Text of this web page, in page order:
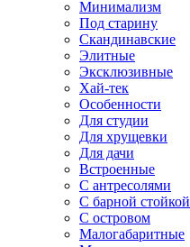
Минимализм
Под старину
Скандинавские
Элитные
Эксклюзивные
Хай-тек
Особенности
Для студии
Для хрущевки
Для дачи
Встроенные
С антресолями
С барной стойкой
С островом
Малогабаритные